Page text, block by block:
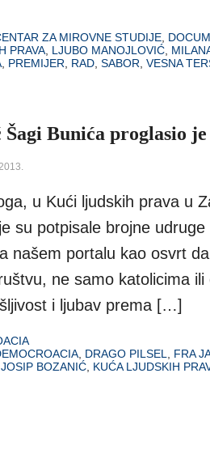
ZA MIROVNE STUDIJE
PRAVA LJUBO MANOJLOVIĆ
PREMIJER RAD SABOR VESNA
Bunića proglasio je
u Kući ljudskih prava u
su potpisale brojne
našem portalu kao osvrt
ne samo katolicima
i ljubav prema […]
DRAGO PILSEL FRA
BOZANIĆ KUĆA LJUDSKIH